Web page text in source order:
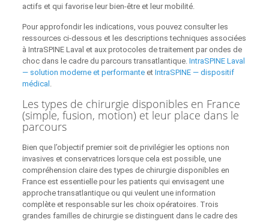
actifs et qui favorise leur bien-être et leur mobilité.
Pour approfondir les indications, vous pouvez consulter les
ressources ci‑dessous et les descriptions techniques associées
à IntraSPINE Laval et aux protocoles de traitement par ondes de
choc dans le cadre du parcours transatlantique. IntraSPINE Laval
— solution moderne et performanteet IntraSPINE — dispositif
médical .
Les types de chirurgie disponibles en France
(simple, fusion, motion) et leur place dans le
parcours
Bien que l’objectif premier soit de privilégier les options non
invasives et conservatrices lorsque cela est possible, une
compréhension claire des types de chirurgie disponibles en
France est essentielle pour les patients qui envisagent une
approche transatlantique ou qui veulent une information
complète et responsable sur les choix opératoires. Trois
grandes familles de chirurgie se distinguent dans le cadre des